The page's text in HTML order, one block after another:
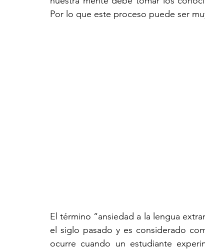
Por lo que este proceso puede ser
El término “ansiedad a la lengua
el siglo pasado y es considerado
ocurre cuando un estudiante